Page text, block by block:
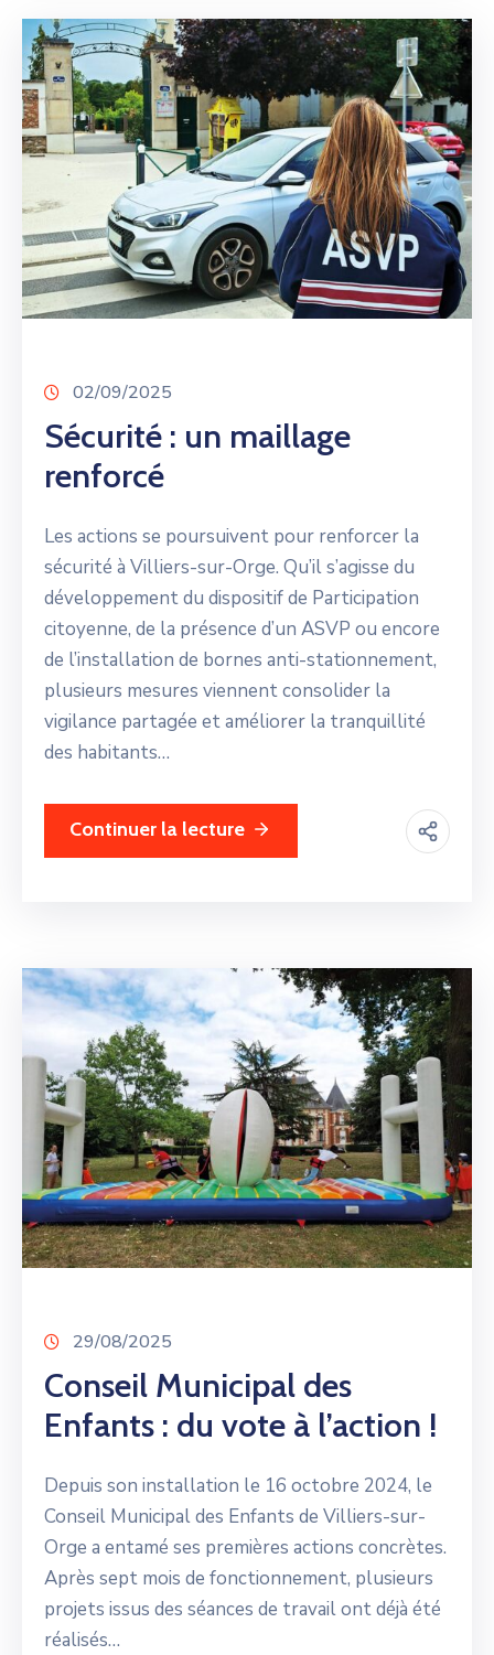
02/09/2025
Sécurité : un maillage
renforcé
Les actions se poursuivent pour renforcer la
sécurité à Villiers-sur-Orge. Qu’il s’agisse du
développement du dispositif de Participation
citoyenne, de la présence d’un ASVP ou encore
de l’installation de bornes anti-stationnement,
plusieurs mesures viennent consolider la
vigilance partagée et améliorer la tranquillité
des habitants…
Continuer la lecture
29/08/2025
Conseil Municipal des
Enfants : du vote à l’action !
Depuis son installation le 16 octobre 2024, le
Conseil Municipal des Enfants de Villiers-sur-
Orge a entamé ses premières actions concrètes.
Après sept mois de fonctionnement, plusieurs
projets issus des séances de travail ont déjà été
réalisés…